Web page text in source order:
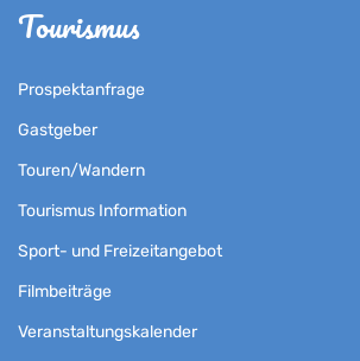
Tourismus
Prospektanfrage
Gastgeber
Touren/Wandern
Tourismus Information
Sport- und Freizeitangebot
Filmbeiträge
Veranstaltungskalender